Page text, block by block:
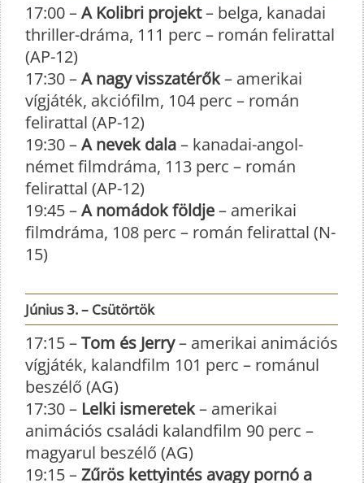
17:00 –A Kolibri projekt– belga, kanadai
thriller-dráma, 111 perc – román felirattal
(AP-12)
17:30 –A nagy visszatérők– amerikai
vígjáték, akciófilm, 104 perc – román
felirattal (AP-12)
19:30 –A nevek dala– kanadai-angol-
német filmdráma, 113 perc – román
felirattal (AP-12)
19:45 –A nomádok földje– amerikai
filmdráma, 108 perc – román felirattal (N-
15)
Június 3. – Csütörtök
17:15 –Tom és Jerry– amerikai animációs
vígjáték, kalandfilm 101 perc – románul
beszélő (AG)
17:30 – Lelki ismeretek– amerikai
animációs családi kalandfilm 90 perc –
magyarul beszélő (AG)
19:15 –Zűrös kettyintés avagy pornó a